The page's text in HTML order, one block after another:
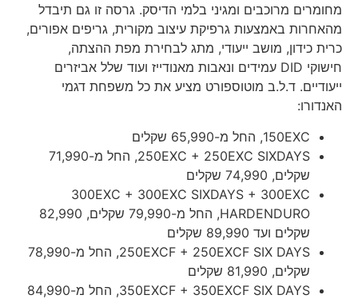
מחומרים מרוכבים ומגיני בלמי הדיסק. גרסה זו גם תיבדל
מהאחרות באמצעות גרפיקת עיצוב מקורית, גריפים אפורים,
כרית כידון, מושב ייעודי, מתג לבחירת מפת ההצתה,
חישוקי DID עמידים ונאבות מאנודייז ועוד שלל אביזרים
ייעודיים. ד.ל.ב מוטוספורט מציע את כל משפחת דגמי
האנדורו:
150EXC, החל מ-65,990 שקלים
250EXC + 250EXC SIXDAYS, החל מ-71,990
שקלים, 74,990 שקלים
300EXC + 300EXC SIXDAYS + 300EXC
HARDENDURO, החל מ-79,990 שקלים, 82,990
שקלים ועד 89,990 שקלים
250EXCF + 250EXCF SIX DAYS, החל מ-78,990
שקלים, 81,990 שקלים
350EXCF + 350EXCF SIX DAYS, החל מ-84,990